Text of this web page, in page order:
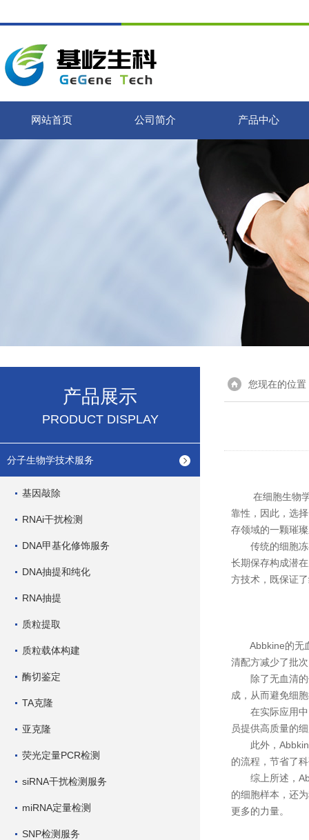
网站首页 公司简介 产品中心
产品展示
PRODUCT DISPLAY
分子生物学技术服务
基因敲除
RNAi干扰检测
DNA甲基化修饰服务
DNA抽提和纯化
RNA抽提
质粒提取
质粒载体构建
酶切鉴定
TA克隆
亚克隆
荧光定量PCR检测
siRNA干扰检测服务
miRNA定量检测
SNP检测服务
您现在的位置
在细胞生物学
靠性，因此，选
存领域的一颗璀
传统的细胞冻
长期保存构成潜
方技术，既保证
Abbkine的无血
清配方减少了批
除了无血清的
成，从而避免细
在实际应用中
员提供高质量的
此外，Abbkine
的流程，节省了
综上所述，
的细胞样本，还
更多的力量。